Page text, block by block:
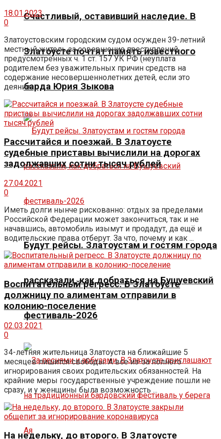
Счастливый, оставивший наследие. В
Златоусте почтят память известного
барда Юрия Зыкова
Будут рейсы. Златоустам и гостям города
рассказали, как добраться на Бушуевский
фестиваль-2026
18.01.2023
0
Златоустовским городским судом осужден 39-летний
местный житель за совершение преступлений,
предусмотренных ч. 1 ст. 157 УК РФ (неуплата
родителем без уважительных причин средств на
содержание несовершеннолетних детей, если это
деяние ...
Рассчитайся и поезжай. В Златоусте
судебные приставы вычислили на дорогах
задолжавших сотни тысяч рублей
27.04.2021
0
Иметь долги нынче рискованно: отдых за пределами
Российской Федерации может закончиться, так и не
начавшись, автомобиль изымут и продадут, да ещё и
водительские права отберут. За что, почему и как ...
Воспитательный регресс. В Златоусте
должницу по алиментам отправили в
колонию-поселение
02.03.2021
0
34-летняя жительница Златоуста на ближайшие 5
месяцев лишится свободы. А все из-за полного
игнорирования своих родительских обязанностей. На
крайние меры государственные учреждение пошли не
сразу, и у женщины была возможность ...
На недельку, до второго. В Златоусте